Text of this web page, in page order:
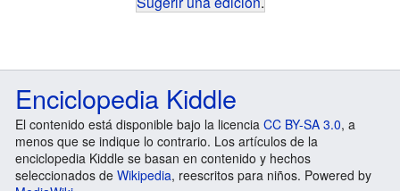
Enciclopedia Kiddle
El contenido está disponible bajo la licencia CC BY-SA 3.0, a
menos que se indique lo contrario. Los artículos de la
enciclopedia Kiddle se basan en contenido y hechos
seleccionados de Wikipedia, reescritos para niños. Powered by